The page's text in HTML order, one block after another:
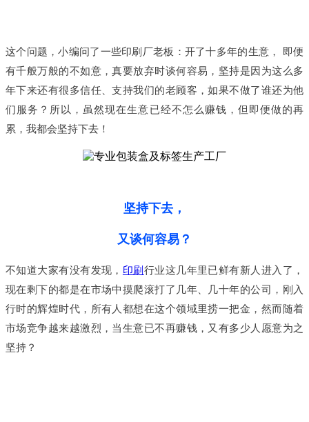
这个问题，小编问了一些印刷厂老板：开了十多年的生意， 即便
有千般万般的不如意，真要放弃时谈何容易，坚持是因为这么多
年下来还有很多信任、支持我们的老顾客，如果不做了谁还为他
们服务？所以，虽然现在生意已经不怎么赚钱，但即便做的再
累，我都会坚持下去！
坚持下去，
又谈何容易？
不知道大家有没有发现， 印刷 行业这几年里已鲜有新人进入了，
现在剩下的都是在市场中摸爬滚打了几年、几十年的公司，刚入
行时的辉煌时代，所有人都想在这个领域里捞一把金，然而随着
市场竞争越来越激烈，当生意已不再赚钱，又有多少人愿意为之
坚持？